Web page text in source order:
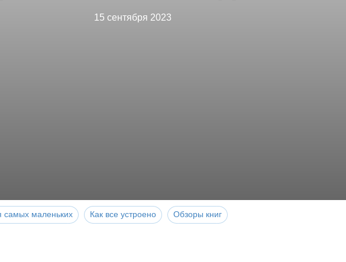
15 сентября 2023
самых маленьких Как все устроено Обзоры книг